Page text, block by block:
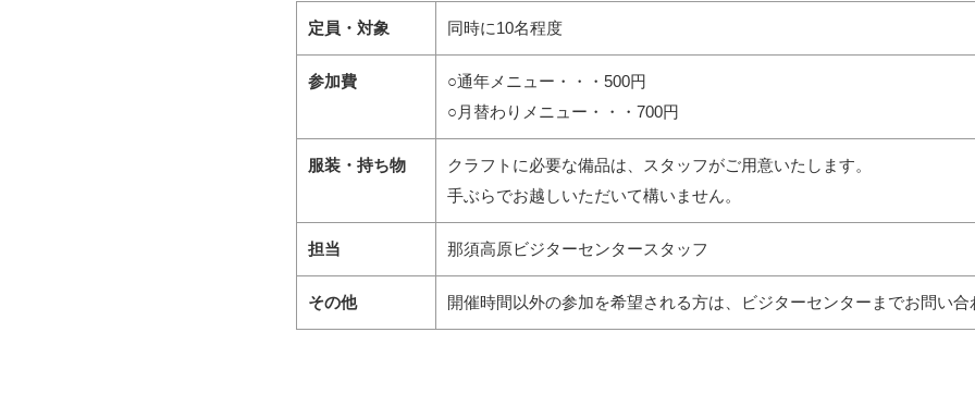
定員・対象 同時に10名程度
参加費
○通年メニュー・・・500円
○月替わりメニュー・・・700円
服装・持ち物
クラフトに必要な備品は、スタッフがご用意いたします。
手ぶらでお越しいただいて構いません。
担当 那須高原ビジターセンタースタッフ
その他 開催時間以外の参加を希望される方は、ビジターセンターまでお問い合